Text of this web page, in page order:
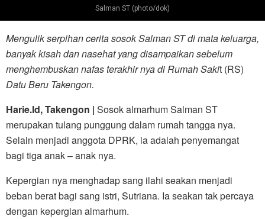
Salman ST (photo/dok)
Mengulik serpihan cerita sosok Salman ST di mata keluarga,
banyak kisah dan nasehat yang disampaikan sebelum
menghembuskan nafas terakhir nya di Rumah Sakit (RS)
Datu Beru Takengon.
Harie.Id, Takengon | Sosok almarhum Salman ST
merupakan tulang punggung dalam rumah tangga nya.
Selain menjadi anggota DPRK, ia adalah penyemangat
bagi tiga anak – anak nya.
Kepergian nya menghadap sang ilahi seakan menjadi
beban berat bagi sang istri, Sutriana. Ia seakan tak percaya
dengan kepergian almarhum.